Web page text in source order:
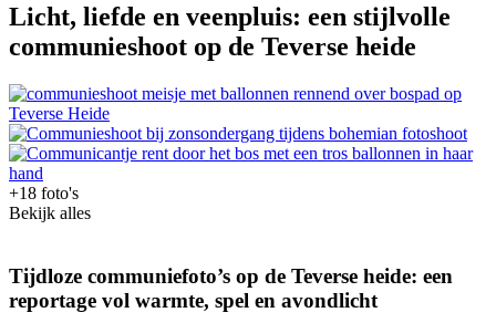
Licht, liefde en veenpluis: een stijlvolle
communieshoot op de Teverse heide
+18 foto's
Bekijk alles
Tijdloze communiefoto’s op de Teverse heide: een
reportage vol warmte, spel en avondlicht